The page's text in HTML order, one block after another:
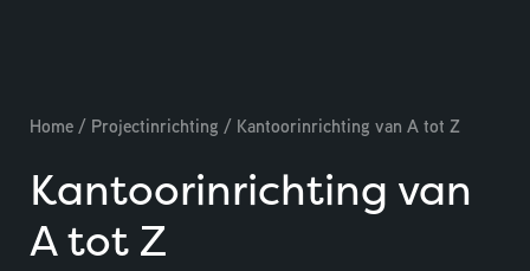
Home / Projectinrichting / Kantoorinrichting van A tot Z
Kantoorinrichting van
A tot Z